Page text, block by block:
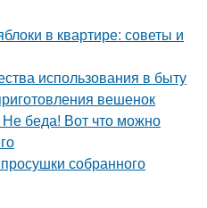
в квартире: советы и
использования в быту
вешенок
беда! Вот что можно
собранного